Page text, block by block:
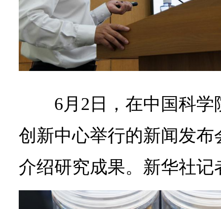
6月2日，在中国科
创新中心举行的新闻发
介绍研究成果。 新华社记